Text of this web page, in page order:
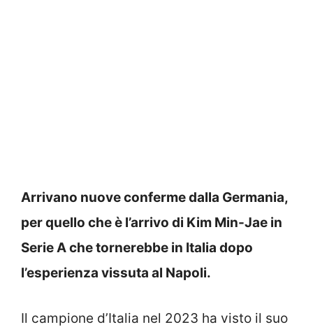
Arrivano nuove conferme dalla Germania,
per quello che è l’arrivo di Kim Min-Jae in
Serie A che tornerebbe in Italia dopo
l’esperienza vissuta al Napoli.
Il campione d’Italia nel 2023 ha visto il suo